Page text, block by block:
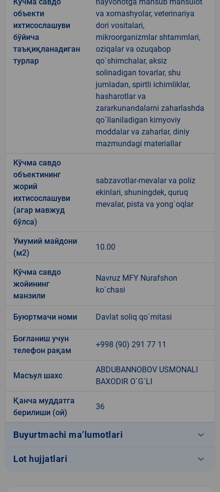
объекти
ихтисослашуви
бўйича
таъқиқланадиган
турлар
va xomashyolar, veterinariya
dori vositalari,
mikroorganizmlar shtammlari,
oziqalar va ozuqabop
qo`shimchalar, aksiz
solinadigan tovarlar, shu
jumladan, spirtli ichimliklar,
hasharotlar va
zararkunandalarni zaharlashda
qo`llaniladigan kimyoviy
moddalar va zaharlar, diniy
mazmundagi materiallar
Кўчма савдо
объектининг
жорий
ихтисослашуви
(агар мавжуд
бўлса)
sabzavotlar-mevalar va poliz
ekinlari, shuningdek, quruq
mevalar, pista va yong`oqlar
Умумий майдони
(м2)
10.00
Кўчма савдо
жойининг
манзили
Navruz MFY Nurafshon
ko`chasi
Буюртмачи номи Davlat soliq qo`mitasi
Боғланиш учун
телефон рақам
+998 (90) 291 77 11
Масъул шахс
ABDUBANNOBOV USMONALI
BAXODIR O`G`LI
Қанча муддатга
берилиши (ой)
36
Buyurtmachi ma’lumotlari keyboard_arrow_down
Lot hujjatlari keyboard_arrow_down